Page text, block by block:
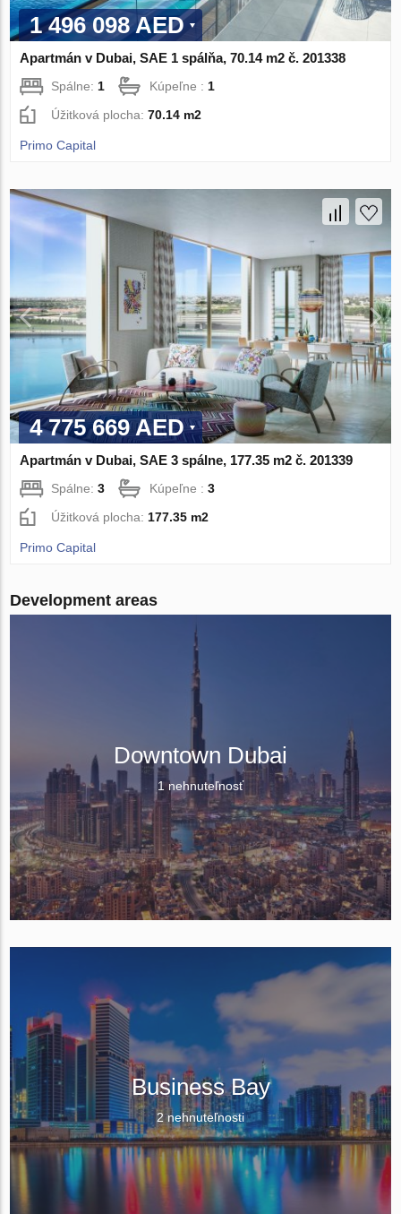
1 496 098 AED
Apartmán v Dubai, SAE 1 spálňa, 70.14 m2 č. 201338
Spálne:1 Kúpeľne :1
Úžitková plocha:70.14 m2
Primo Capital
4 775 669 AED
Apartmán v Dubai, SAE 3 spálne, 177.35 m2 č. 201339
Spálne:3 Kúpeľne :3
Úžitková plocha: 177.35 m2
Primo Capital
Development areas
Downtown Dubai
1 nehnuteľnosť
Business Bay
2 nehnuteľnosti